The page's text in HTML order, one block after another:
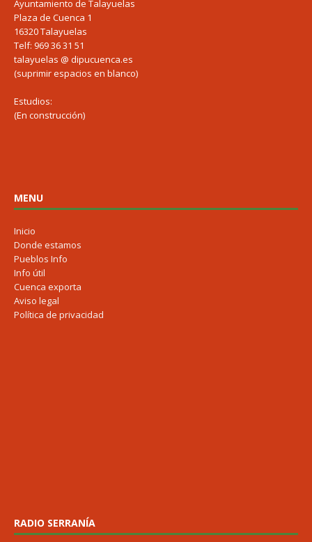
Ayuntamiento de Talayuelas
Plaza de Cuenca 1
16320 Talayuelas
Telf: 969 36 31 51
talayuelas @ dipucuenca.es
(suprimir espacios en blanco)
Estudios:
(En construcción)
MENU
Inicio
Donde estamos
Pueblos Info
Info útil
Cuenca exporta
Aviso legal
Política de privacidad
RADIO SERRANÍA